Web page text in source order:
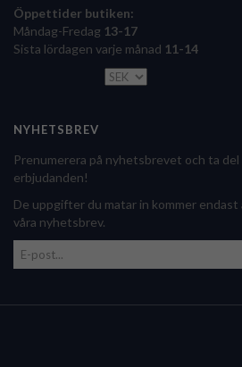
Öppettider butiken:
Måndag-Fredag 13-17
Sista lördagen varje månad 11-14
NYHETSBREV
Prenumerera på nyhetsbrevet och ta del
erbjudanden!
De uppgifter du matar in kommer endast
våra nyhetsbrev.